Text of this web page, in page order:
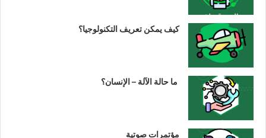
كيف يمكن تعريف التكنولوجيا؟
ما حالة الآلة – الإنسان؟
مؤتمرات صوتية